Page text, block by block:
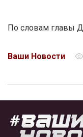
По словам главы
Ваши Новости